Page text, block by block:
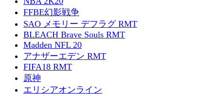
FFBE幻影戦争
SAO メモリー デフラグ RMT
BLEACH Brave Souls RMT
Madden NFL 20
アナザーエデン RMT
FIFA18 RMT
原神
エリシアオンライン